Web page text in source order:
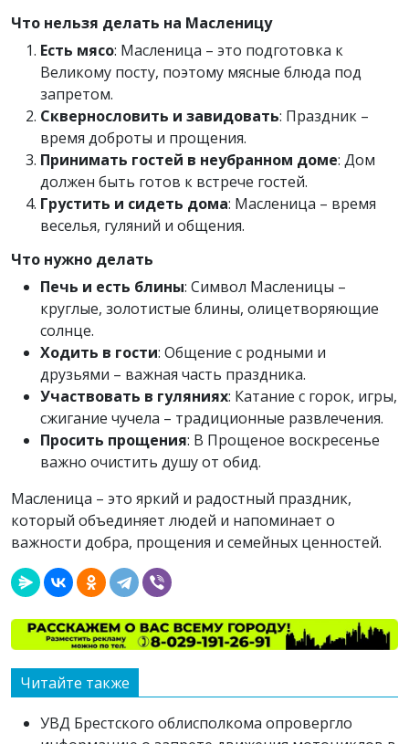
Что нельзя делать на Масленицу
Есть мясо: Масленица – это подготовка к
Великому посту, поэтому мясные блюда под
запретом.
Сквернословить и завидовать: Праздник –
время доброты и прощения.
Принимать гостей в неубранном доме: Дом
должен быть готов к встрече гостей.
Грустить и сидеть дома: Масленица – время
веселья, гуляний и общения.
Что нужно делать
Печь и есть блины: Символ Масленицы –
круглые, золотистые блины, олицетворяющие
солнце.
Ходить в гости: Общение с родными и
друзьями – важная часть праздника.
Участвовать в гуляниях: Катание с горок, игры,
сжигание чучела – традиционные развлечения.
Просить прощения: В Прощеное воскресенье
важно очистить душу от обид.
Масленица – это яркий и радостный праздник,
который объединяет людей и напоминает о
важности добра, прощения и семейных ценностей.
Читайте также
УВД Брестского облисполкома опровергло